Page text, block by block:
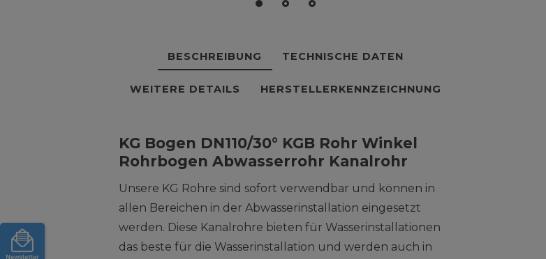
BESCHREIBUNG TECHNISCHE DATEN
WEITERE DETAILS HERSTELLERKENNZEICHNUNG
KG Bogen DN110/30° KGB Rohr Winkel
Rohrbogen Abwasserrohr Kanalrohr
Unsere KG Rohre sind sofort verwendbar und können in
allen Bereichen in der Abwasserinstallation eingesetzt
werden. Diese Kanalrohre bieten für Wasserinstallationen
das beste für die Wasserinstallation und werden auch in